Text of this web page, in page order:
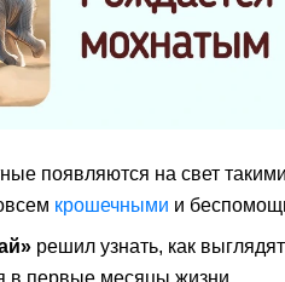
появляются на свет
крошечными и
решил узнать, как